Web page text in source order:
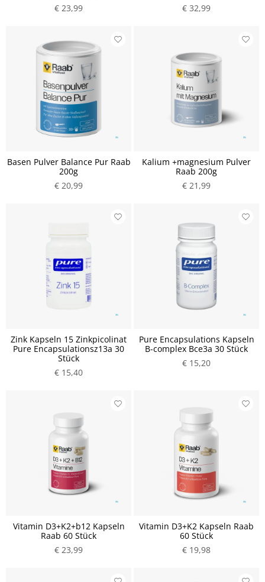
€ 23,99
€ 32,99
Basen Pulver Balance Pur Raab
200g
€ 20,99
Kalium +magnesium Pulver
Raab 200g
€ 21,99
Zink Kapseln 15 Zinkpicolinat
Pure Encapsulationsz13a 30
Stück
€ 15,40
Pure Encapsulations Kapseln
B-complex Bce3a 30 Stück
€ 15,20
Vitamin D3+K2+b12 Kapseln
Raab 60 Stück
€ 23,99
Vitamin D3+K2 Kapseln Raab
60 Stück
€ 19,98